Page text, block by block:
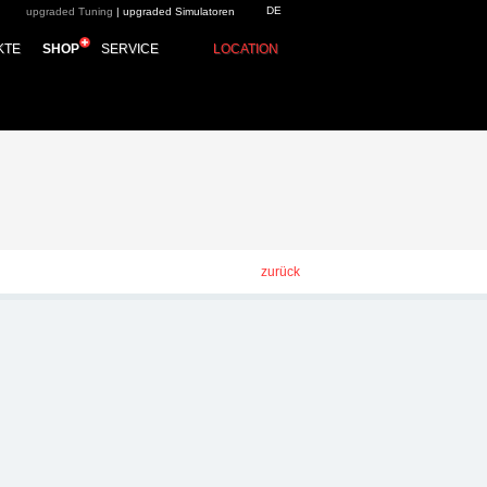
DE
LOCATION
SERVICE
SHOP
upgraded Tuning | upgraded Simulatoren
zurück